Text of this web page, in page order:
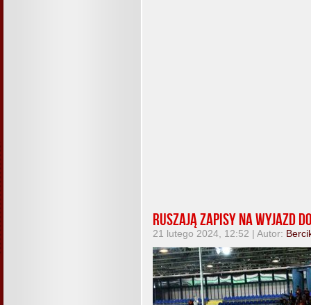
Ruszają zapisy na wyjazd
21 lutego 2024, 12:52 | Autor: